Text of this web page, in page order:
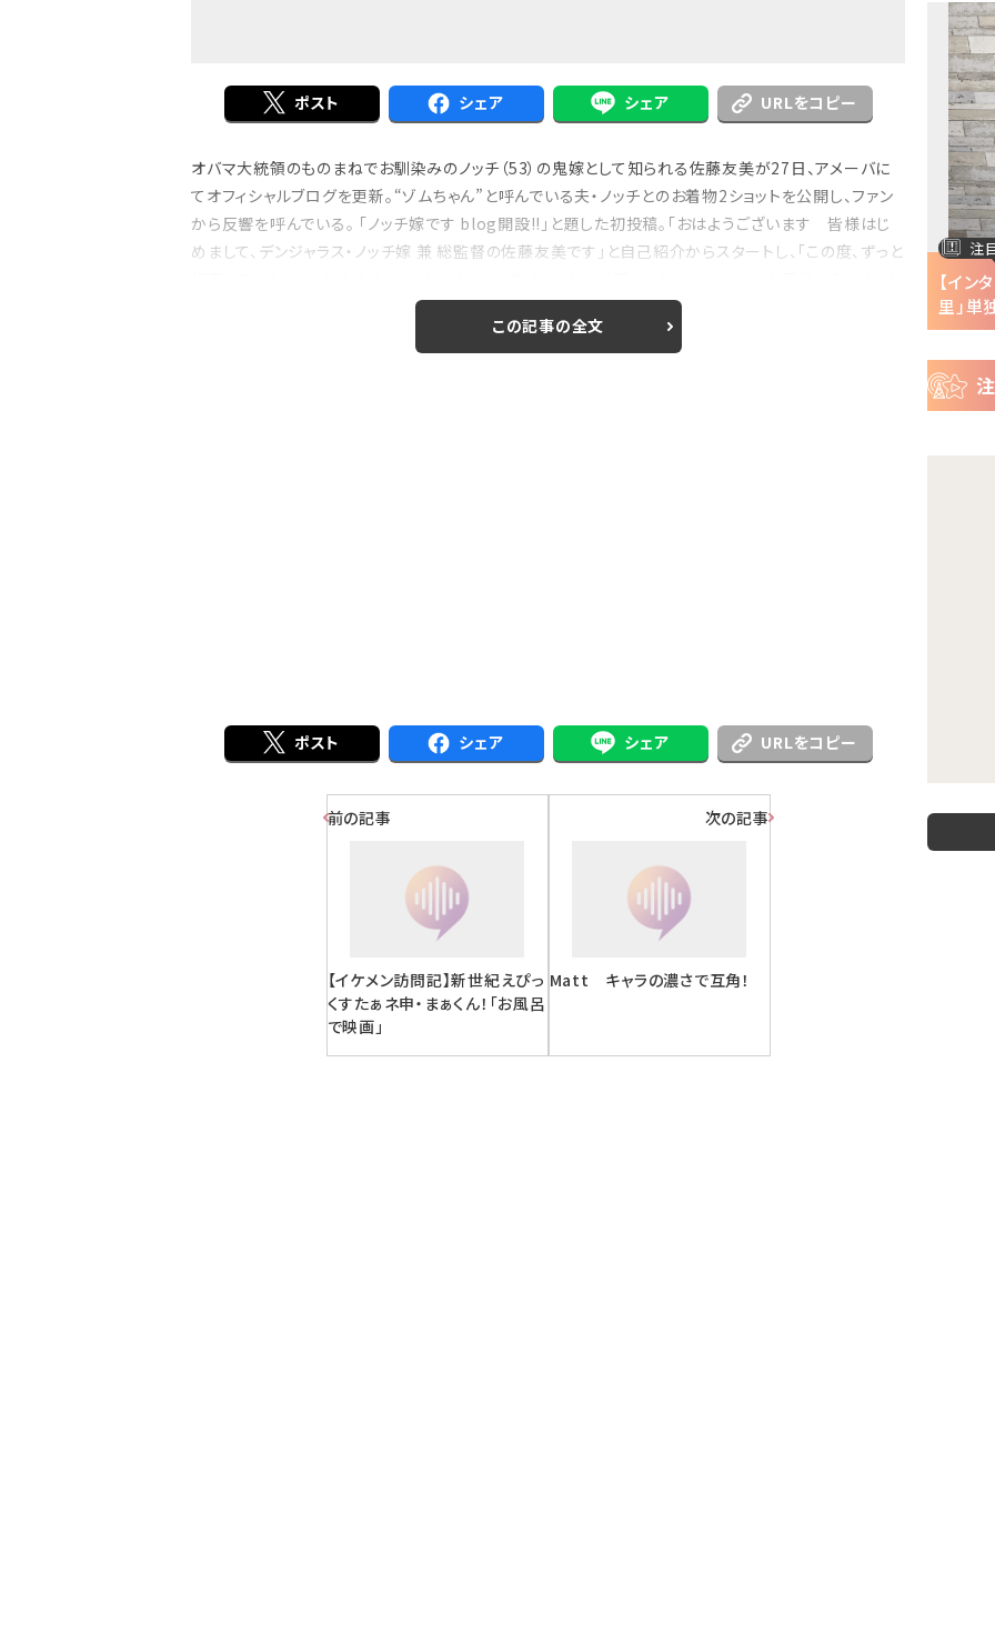
ポスト シェア シェア URLをコピー
オバマ大統領のものまねでお馴染みのノッチ（53）の鬼嫁として知られる佐藤友美が27日、アメーバに
てオフィシャルブログを更新。“ゾムちゃん”と呼んでいる夫・ノッチとのお着物2ショットを公開し、ファン
から反響を呼んでいる。 「ノッチ嫁です blog開設!!」と題した初投稿。「おはようございます 皆様はじ
めまして、デンジャラス・ノッチ嫁 兼 総監督の佐藤友美です」と自己紹介からスタートし、「この度、ずっと
この記事の全文
ポスト シェア シェア URLをコピー
前の記事
【イケメン訪問記】新世紀えぴっ
くすたぁネ申・まぁくん！「お風呂
で映画」
次の記事
Matt キャラの濃さで互角！
注
目
ニ
ー
ス
注目の特集 注目の特集
声優・ファイルーズ...
注
【イン
里」単